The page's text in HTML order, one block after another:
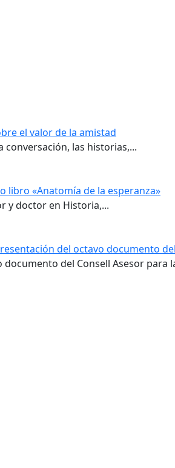
el valor de la amistad
conversación, las historias,...
libro «Anatomía de la esperanza»
y doctor en Historia,...
del octavo documento
del Consell Asesor para